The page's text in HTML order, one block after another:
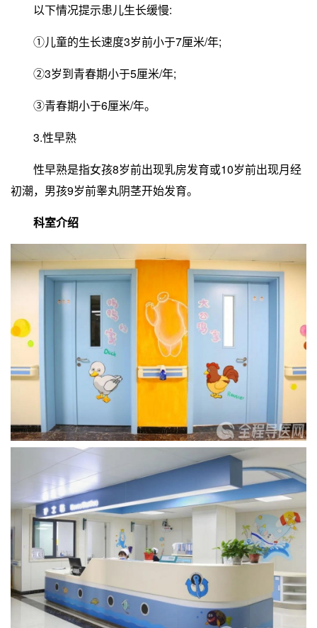
以下情况提示患儿生长缓慢:
①儿童的生长速度3岁前小于7厘米/年;
②3岁到青春期小于5厘米/年;
③青春期小于6厘米/年。
3.性早熟
性早熟是指女孩8岁前出现乳房发育或10岁前出现月经
初潮，男孩9岁前睾丸阴茎开始发育。
科室介绍